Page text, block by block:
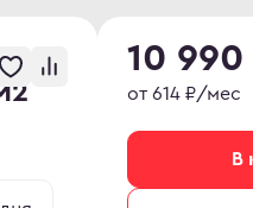
10 990
от 614 ₽/мес
В